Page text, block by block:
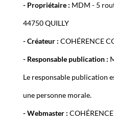
- Propriétaire : MDM - 5
44750 QUILLY
- Créateur : COHÉRENCE
- Responsable publication :
Le responsable publication
une personne morale.
- Webmaster :